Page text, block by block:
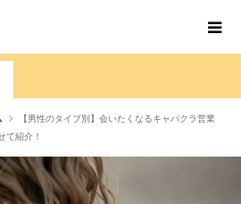
【男性のタイプ別】会いたくなるキャバクラ営業
て紹介！